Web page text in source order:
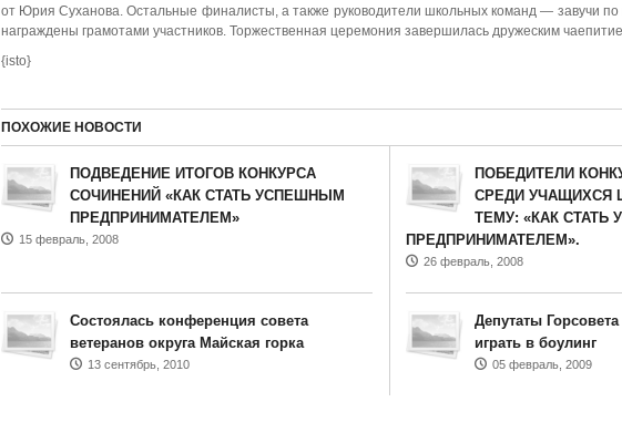
от Юрия Суханова. Остальные финалисты, а также руководители школьных команд — завучи по
награждены грамотами участников. Торжественная церемония завершилась дружеским
{isto}
ПОХОЖИЕ НОВОСТИ
ПОДВЕДЕНИЕ ИТОГОВ КОНКУРСА
СОЧИНЕНИЙ «КАК СТАТЬ УСПЕШНЫМ
ПРЕДПРИНИМАТЕЛЕМ»
15 февраль, 2008
ПОБЕДИТЕЛИ
СРЕДИ УЧАЩИХСЯ
ТЕМУ: «КАК СТАТЬ
ПРЕДПРИНИМАТЕЛЕМ».
26 февраль, 2008
Состоялась конференция совета
ветеранов округа Майская горка
13 сентябрь, 2010
Депутаты
играть в боулинг
05 февраль, 2009